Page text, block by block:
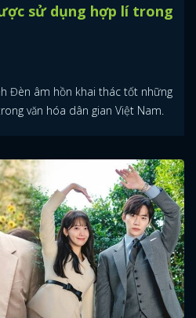
sử dụng hợp lí trong
Đèn âm hồn khai thác tốt những
văn hóa dân gian Việt Nam.